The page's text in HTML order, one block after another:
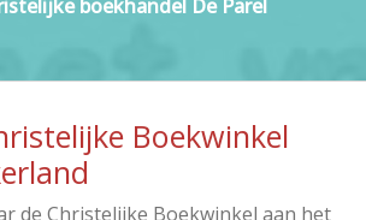
boekhandel De Parel
Boekwinkel
de Christelijke Boekwinkel aan het